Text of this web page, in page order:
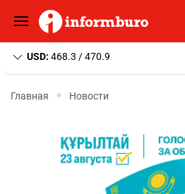
USD: 468.3 / 470.9
Главная Новости